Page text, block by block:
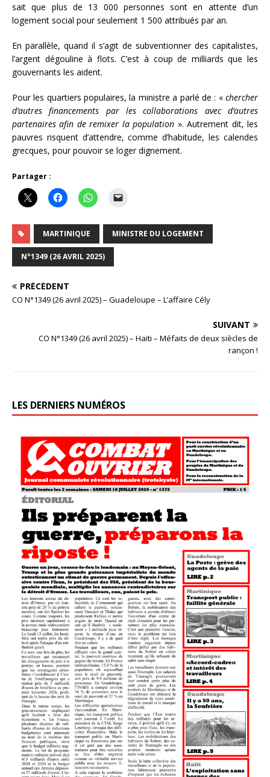
sait que plus de 13 000 personnes sont en attente d’un
logement social pour seulement 1 500 attribués par an.
En parallèle, quand il s’agit de subventionner des capitalistes,
l’argent dégouline à flots. C’est à coup de milliards que les
gouvernants les aident.
Pour les quartiers populaires, la ministre a parlé de : « chercher
d’autres financements par les collaborations avec d’autres
partenaires afin de remixer la population ». Autrement dit, les
pauvres risquent d’attendre, comme d’habitude, les calendes
grecques, pour pouvoir se loger dignement.
Partager :
MARTINIQUE MINISTRE DU LOGEMENT
N°1349 (26 AVRIL 2025)
PRÉCÉDENT
CO N°1349 (26 avril 2025) – Guadeloupe – L’affaire Cély
SUIVANT
CO N°1349 (26 avril 2025) – Haïti – Méfaits de deux siècles de
rançon !
LES DERNIERS NUMÉROS